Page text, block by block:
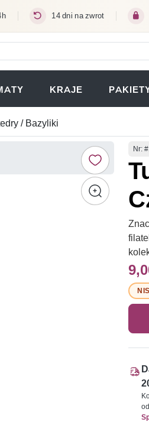
14 dni na zwrot
SIĘ W NOWEJ KARCIE)
KRAJE
/ Bazyliki
Nr: